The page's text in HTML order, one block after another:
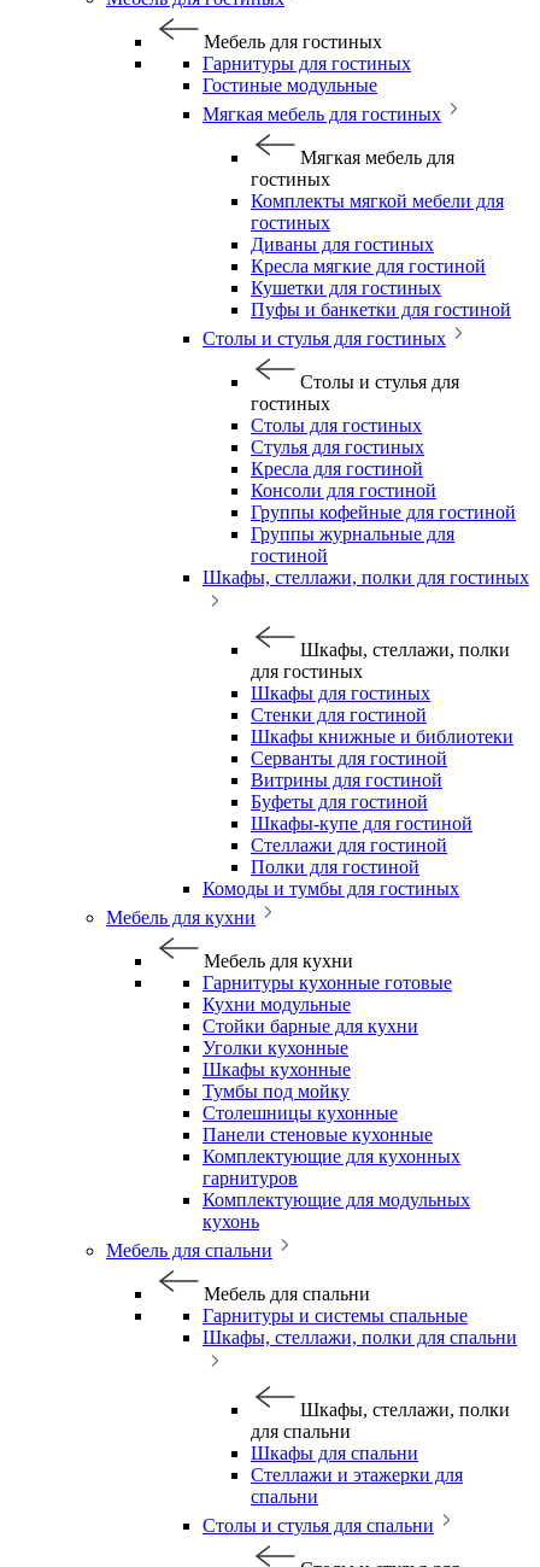
Мебель для гостиных
Гарнитуры для гостиных
Гостиные модульные
Мягкая мебель для гостиных
Мягкая мебель для
гостиных
Комплекты мягкой мебели для
гостиных
Диваны для гостиных
Кресла мягкие для гостиной
Кушетки для гостиных
Пуфы и банкетки для гостиной
Столы и стулья для гостиных
Столы и стулья для
гостиных
Столы для гостиных
Стулья для гостиных
Кресла для гостиной
Консоли для гостиной
Группы кофейные для гостиной
Группы журнальные для
гостиной
Шкафы, стеллажи, полки для гостиных
Шкафы, стеллажи, полки
для гостиных
Шкафы для гостиных
Стенки для гостиной
Шкафы книжные и библиотеки
Серванты для гостиной
Витрины для гостиной
Буфеты для гостиной
Шкафы-купе для гостиной
Стеллажи для гостиной
Полки для гостиной
Комоды и тумбы для гостиных
Мебель для кухни
Мебель для кухни
Гарнитуры кухонные готовые
Кухни модульные
Стойки барные для кухни
Уголки кухонные
Шкафы кухонные
Тумбы под мойку
Столешницы кухонные
Панели стеновые кухонные
Комплектующие для кухонных
гарнитуров
Комплектующие для модульных
кухонь
Мебель для спальни
Мебель для спальни
Гарнитуры и системы спальные
Шкафы, стеллажи, полки для спальни
Шкафы, стеллажи, полки
для спальни
Шкафы для спальни
Стеллажи и этажерки для
спальни
Столы и стулья для спальни